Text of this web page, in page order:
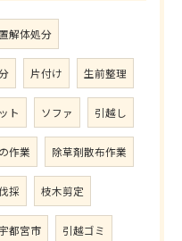
解体処分
片付け 生前整理
ト ソファ 引越し
作業 除草剤散布作業
採 枝木剪定
宇都宮市 引越ゴミ